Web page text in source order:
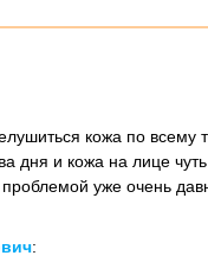
кожа по
дня и кожа на лице
уже очень
: